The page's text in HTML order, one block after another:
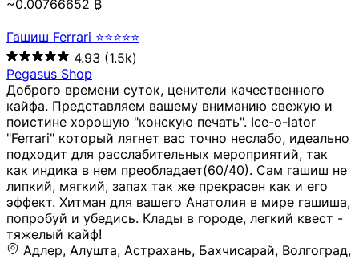
~0.00766652 ₿
Гашиш Ferrari ⭐⭐⭐⭐⭐
4.93 (1.5k)
Pegasus Shop
Доброго времени суток, ценители качественного
кайфа. Представляем вашему вниманию свежую и
поистине хорошую "конскую печать". Ice-o-lator
"Ferrari" который лягнет вас точно неслабо, идеально
подходит для расслабительных мероприятий, так
как индика в нем преобладает(60/40). Сам гашиш не
липкий, мягкий, запах так же прекрасен как и его
эффект. Хитман для вашего Анатолия в мире гашиша,
попробуй и убедись. Клады в городе, легкий квест -
тяжелый кайф!
Адлер, Алушта, Астрахань, Бахчисарай, Волгоград, Волжский, Евпатория, Екатеринбург, Ишимбай, Казань, Керчь, Копейск, Курск, Рыльск, Саки, Салават, Симферополь, Сочи, Старый Крым, Стерлитамак, Судак, Уфа, Феодосия, Хабаровск, Челябинск, Ялта, Джанкой, Новосибирск, Щёлкино, Санкт-Петербург, Мурманск, Сургут, Невинномысск, Черкесск, Усть-Лабинск, Геленджик, Ставрополь, Калуга, Елец, Лебедянь, Данков, Жуковский, Оренбург, Орск (Оренбургская область), Магнитогорск, Пермь, Зеленоград, Солнечногорск, Нижний Новгород, Лысково, Заволжье, Кстово, Балахна (Нижегородская область), Богородск, Бор (Нижегородская область), Саратов, Энгельс, Ижевск, Тюмень, Ростов-на-Дону, Шахты, Новочеркасск, Батайск, Аксай, Люберцы, Истра, Москва, Армавир, Краснодар, Магадан, Самара, Анапа, Славянск-на-Кубани, Чаплыгин, Липецк, Нижний Тагил, Орехово-Зуево, Усть-Джегута, Лянтор, Нефтеюганск, Пыть-Ях, Урень, Ветлуга, Шахунья, Новороссийск, Крымск, Тимашёвск, Тольятти, Воткинск, Звенигород, Руза, Можайск, Белгород, Воронеж, Соликамск, Нытва, Лысьва (Пермский край), Чусовой, Кунгур, Краснокамск, Миасс, Губаха, Тула, Новомосковск, Донской, Омск, Льгов, Мытищи, Королёв, Ивантеевка, Балашиха, Семилуки, Кудымкар, Старый Оскол, Оса (Пермский край), Одинцово (Московская область), Ханты-Мансийск, Лабинск, Темрюк, Курганинск, Белореченск (Краснодарский край), Алупкa, Губкин, Рязань, Калининград, Усть-Илимск, Фрязино, Минеральные Воды, Пятигорск, Кострома, Ярославль, Коркино, Верхняя Пышма, Подольск, Красноярск, Смоленск, Долгопрудный, Чебоксары, Калачинск, Канск, Киров (Кировская область), Вологда, Рославль, Владивосток, Обнинск, Балабаново (Калужская область), Малоярославец, Брянск, Видное, Ярцево, Вязьма, Гагарин, Приволжск, Фурманов, Чайковский, Кинешма, Горячий Ключ, Улан-Удэ, Туймазы, Дюртюли, Альметьевск, Нефтекамск, Хадыженск, Апшеронск, Майкоп, Уссурийск, Ульяновск, Гатчина, Луга (Ленинградская область), Надым, Ногинск, Электросталь, Железнодорожный (Московская область), Бутурлиновка, Кириллов, Краснознаменск (Калиниградская область), Мышкин, Томмот, Холм, Абакан, Абдулино, Агидель, Агрыз, Адыгейск, Азнакаево, Алатырь, Алдан, Алейск, Александров, Александровск, Алексеевка (Белгородская обл.), Алексин, Амурск, Анадырь, Ангарск, Андреаполь, Анжеро-Судженск, Анива, Апатиты, Арамиль, Ардон, Арзамас, Аркадак, Арсеньев, Артём, Артёмовский, Архангельск, Асбест, Асино, Аткарск, Ахтубинск, Аша, Бабаево (Вологодская область), Бавлы (Республика Татарстан), Байкальск, Бакал, Баксан, Балаклава, Балаково (Саратовская область), Балашов (Саратовская область), Балтийск, Барабинск, Барнаул, Барыш (Ульяновская область), Бежецк, Белая Калитва (Ростовская область), Белебей, Белогорск (Крым), Белозерск, Белокуриха, Беломорск, Белоозёрский (Московская область), Белорецк (Республика Башкортостан), Кызыл, Белоярский (Ханты-Мансийский АО), Бердск, Березники (Пермский край), Берёзовский (Кемеровская область), Берёзовский (Свердловская область), Беслан, Бийск, Бикин, Билибино, Биробиджан, Благовещенск (Амурская область), Благовещенск (Башкортостан), Бобров, Богородицк, Боготол, Богучар, Бокситогорск (Ленинградская область), Бологое (Тверская область), Болхов, Большой Камень (Приморский край), Борисоглебск (Воронежская область), Боровичи (Новгородская область), Боровск, Бородино, Братск, Бронницы (Московская область), Бугульма (Республика Татарстан), Бугуруслан (Оренбургская область), Буинск, Буй, Буйнакск, Валдай, Валуйки, Велиж, Великие Луки, Великий Новгород, Великий Устюг, Вельск, Венёв, Верещагино, Верхнеуральск, Верхний Уфалей, Верхняя Салда, Верхняя Тура, Весьегонск, Вилючинск, Вихоревка, Вичуга, Владикавказ, Волгодонск, Волгореченск, Володарск, Волосово, Волчанск, Вольск, Воркута, Ворсма, Всеволожск (Ленинградская область), Вуктыл, Выкса, Высоковск, Высоцк, Вытегра, Вышний Волочёк, Вяземский, Вязники, Вятские Поляны, Нея, Шилка, Гаврилов Посад, Гаврилов-Ям, Гай, Галич, Гдов, Голицыно, Горно-Алтайск, Горнозаводск, Горняк, Городец, Гороховец, Гремячинск, Грозный, Грязи, Грязовец, Губкинский, Гуково, Гулькевичи, Гурьевск (Калининградская область), Гурьевск (Кемеровская область), Гусев, Гусь-Хрустальный, Давлеканово, Далматово, Дальнегорск, Дегтярск, Дедовск, Демидов, Дербент, Десногорск, Дзержинск, Дзержинский (Московская область), Дивногорск, Димитровград, Дмитровск, Дно, Добрянка, Долинск, Домодедово, Донецк (ДНР), Дорогобуж, Дрезна, Дубна, Дудинка, Духовщина, Дятьково, Егорьевск, Елабуга, Елизово, Ельня (Будет изменено название), Емва, Енисейск, Ермолино, Ершов, Ессентуки, Ефремов, Железноводск, Железногорск (Красноярский край), Железногорск (Курская область), Железногорск-Илимский, Жигулёвск, Жиздра, Жирновск, Жуков, Жуковка, Заводоуковск, Заволжск, Задонск, Заинск, Заозёрный, Заозёрск, Западная Двина, Заполярный, Зарайск, Заречный (Пензенская область), Заречный (Свердловская область), Заринск, Звенигово, Зверево, Зеленогорск ( Ленинградская обл. ), Зеленоградск, Зеленодольск, Зеленокумск, Зерноград, Зима, Змеиногорск, Зубцов, Ивангород, Иваново, Ивдель, Избербаш, Изобильный, Иланский, Инза, Инкерман, Инта, Ипатово, Искитим, Йошкар-Ола, Кадников, Калач, Калач-на-Дону, Калининск, Калтан, Калязин, Камбарка, Каменка (Пензенская область), Каменногорск (Ленинградская область), Каменск-Уральский, Каменск-Шахтинский, Камень-на-Оби, Камешково, Камышин, Канаш, Кандалакша, Карабаново, Карабаш, Карачаевск, Каргат, Каргополь, Карпинск, Карталы, Касимов, Касли, Каспийск, Катав-Ивановск, Катайск, Качканар, Кашин, Кашира, Кемерово, Кемь, Кизел, Кизилюрт, Кизляр, Кимовск, Кимры, Кингисепп, Кинель, Киреевск, Киренск, Киржач, Кириши, Кирово-Чепецк, Кировск (Ленинградская область), Кировск (Мурманская область), Кирсанов, Киселёвск, Кисловодск, Климовск, Клинцы, Княгинино, Ковдор, Ковров, Когалым, Козельск, Козьмодемьянск, Кола, Кологрив, Колпашево, Колпино, Кольчугино, Комсомольск, Комсомольск-на-Амуре, Конаково, Кондопога, Кондрово, Константиновск, Кораблино, Кореновск, Корсаков, Коряжма, Костерёво, Костомукша, Котельники, Котельниково, Котельнич, Котлас, Котовск, Кохма, Красноармейск (Московская область), Краснозаводск, Краснознаменск (Московская область), Краснокаменск, Краснослободск (Волгоградская область), Краснотурьинск, Красноуральск, Красный Сулин, Кремёнки, Кропоткин, Кубинка, Кувшиново (Тверская область), Кудрово, Кулебаки, Кумертау, Курлово, Куровское, Куртамыш, Курчатов, Куса, Кушва, Кыштым, Лабытнанги, Лагань, Лаишево (Республика Татарстан), Лакинск, Лангепас, Лахденпохья, Ленинск-Кузнецкий, Ленск (Республика Саха), Лермонтов (Ставропольский край), Лесозаводск (Приморский край), Лесосибирск, Ливны (Орловская область), Ликино-Дулёво, Липки (Тульская область), Лиски (Воронежская область), Лихославль, Лодейное Поле, Ломоносов (Санкт-Петербург), Лосино-Петровский, Лукоянов, Луховицы, Лыткарино, Любань (Ленинградская область), Любим, Людиново, Магас, Майский, Макаров, Малая Вишера, Малгобек, Мамадыш, Мамоново, Мантурово, Маркс, Махачкала, Мглин, Мегион, Медвежьегорск, Медногорск, Медынь, Меленки, Мелеуз, Менделеевск, Мещовск, Микунь, Миллерово, Минусинск, Миньяр, Мирный (Архангельская область), Мирный (Якутия), Михайловка (Город), Михайловск (Свердловская область), Михайловск (Ставропольский край), Могоча, Можга, Моздок, Мончегорск, Морозовск, Моршанск, Мосальск, Муравленко, Мурино, Муром, Мценск, Мыски, Набережные Челны, Навашино (Нижегородская область), Назарово (Красноярский край), Назрань, Нальчик, Наро-Фоминск, Нарткала, Нарьян-Мар, Находка, Невель (Псковская область), Невельск, Невьянск, Нелидово (Тверская область), Неман, Нерехта (Костромская область), Нерюнгри, Нестеров, Нефтегорск (Самарская область), Нефтекумск, Нижневартовск, Нижнекамск (Республика Татарстан), Нижнеудинск, Нижние Серги, Нижний Ломов, Нижняя Тура, Николаевск-на-Амуре, Никольск (Вологодская область), Никольск (Пензенская область), Новая Ладога, Новая Ляля, Новоалександровск, Новоалтайск, Нововоронеж, Новодвинск, Новозыбков, Новокубанск, Новокуйбышевск, Новомичуринск, Новопавловск, Новоржев, Новосокольники, Новотроицк, Новоульяновск, Новоуральск, Новохопёрск, Новочебоксарск, Новошахтинск, Новый Оскол, Новый Уренгой, Норильск, Нурлат, Нягань, Нязепетровск, Няндома, Облучье, Обоянь, Озёрск (Калининградская область), Озёрск (Челябинская область), Озёры, Октябрьск (Самарская область), Октябрьский (Башкортостан), Окуловка (Новгородская область), Оленегорск, Олонец, Онега, Опочка, Осинники, Осташков, Остров, Острогожск, Отрадный, Оха, Павлово, Павловск (Воронежская область), Павловск (Санкт-Петербург), Павловский Посад, Партизанск, Певек, Пенза, Первоуральск, Перевоз, Пересвет, Переславль-Залесский, Пестово (Новгородская область), Петрозаводск, Петропавловск-Камчатский, Печоры, Пикалёво, Пионерский, Питкяранта, Плавск, Плёс, Подпорожье, Покачи, Покров, Покровск, Полесск, Полысаево, Полярные Зори, Полярный, Поронайск, Порхов, Похвистнево, Почеп, Починок, Пошехонье, Правдинск, Приморск (Калининградская область), Приморско-Ахтарск, Приозерск, Прокопьевск, Протвино, Прохладный, Пугачёв, Пудож, Пустошка, Пушкино, Пущино, Пыталово, Радужный (Владимирская область), Радужный (Ханты-Мансийский АО), Райчихинск, Раменское, Рассказово, Ревда, Реж, Реутов, Родники, Россошь, Ростов (Ярославская обл.), Рошаль, Ртищево, Рубцовск, Рузаевка, Рыбинск, Рыбное, Ряжск, Салехард, Сальск, Саранск, Сарапул, Саров, Сасово, Сатка, Сафоново, Саяногорск, Саянск, Светлогорск, Светлоград, Светлый, Светогорск (Ленинградская область), Свободный, Себеж, Северобайкальск, Северодвинск, Североуральск, Сегежа, Семикаракорск, Сенгилей, Серафимович, Сергач, Сергиев Посад, Сердобск, Сертолово (Ленинградская область), Сестрорецк (Ленинградская область), Сибай, Скопин, Славгород, Сланцы, Слободской, Слюдянка, Собинка, Советск (Кировская область), Советск (Калининградская область), Советск (Тульская область), Советская Гавань, Советский (Ханты-Мансийский АО), Сокол (Вологодская область), Солигалич, Соль-Илецк, Сольцы, Сортавала, Сосенский, Сосновоборск, Сосновый Бор (Ленинградская область), Сосногорск, Спас-Клепики, Спасск-Рязанский, С